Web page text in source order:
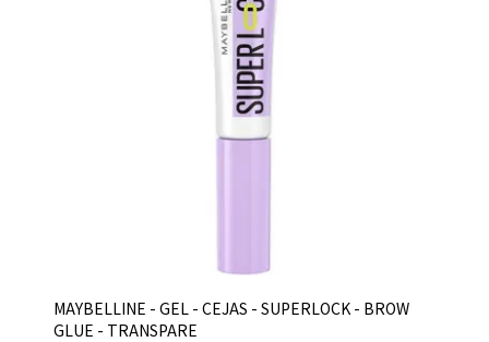
MAYBELLINE - GEL - CEJAS - SUPERLOCK - BROW
GLUE - TRANSPARE